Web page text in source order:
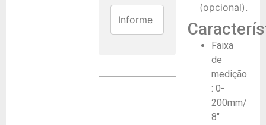
(opcional).
Faixa
de
medição
: 0-
200mm/
8″